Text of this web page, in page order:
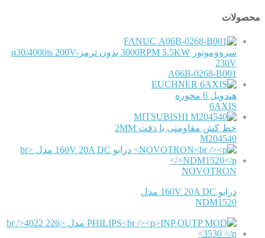
محصولات
FANUC
سرووموتور 3000RPM 5.5KW بدون ترمزα30/4000is 200V-
230V
A06B-0268-B001
EUCHNER
هندویل 6 محوره
6AXIS
MITSUBISHI
خط کش مقاومتی با دقت 2MM
M204540
NOVOTRON
درایو 160V 20A DC مدل
NDM1520